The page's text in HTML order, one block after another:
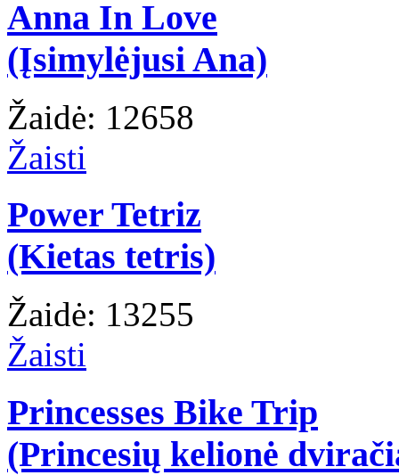
Anna In Love
(Įsimylėjusi Ana)
Žaidė: 12658
Žaisti
Power Tetriz
(Kietas tetris)
Žaidė: 13255
Žaisti
Princesses Bike Trip
(Princesių kelionė